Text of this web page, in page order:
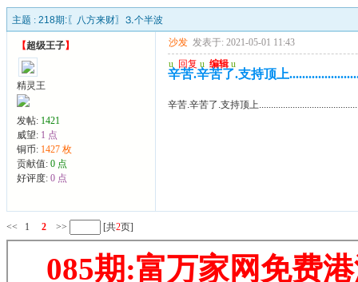
主题 : 218期:〖八方来财〗⒊个半波
【超级王子】
精灵王
发帖: 1421
威望: 1 点
铜币: 1427 枚
贡献值: 0 点
好评度: 0 点
沙发 发表于: 2021-05-01 11:43
u 回复 u 编辑 u
辛苦.辛苦了.支持顶上
辛苦.辛苦了.支持顶上.........................................
<< 1 2 >> [共2页]